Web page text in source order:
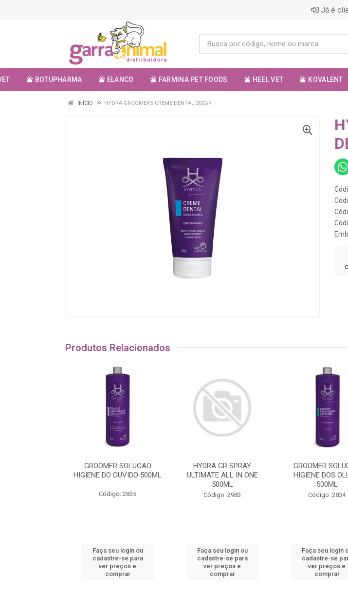
Já é
BOTUPHARMA ELANCO FARMINA PET FOODS HEEL VET KOVALENT
INÍCIO HYDRA GROOMERS CREME DENTAL 200GR
Produtos Relacionados
GROOMER SOLUCAO
HIGIENE DO OUVIDO 500ML
Código: 2835
Faça seu login ou
cadastre-se para
ver preços e
comprar
HYDRA GR SPRAY
ULTIMATE ALL IN ONE
500ML
Código: 2983
Faça seu login ou
cadastre-se para
ver preços e
comprar
GROOMER
HIGIENE DOS
500ML
Código: 2834
Faça seu login
cadastre-se
ver preços e
comprar